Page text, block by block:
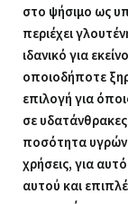
στο ψήσιμο ως
περιέχει
ιδανικό για
οποιοδήποτε
επιλογή για
σε
ποσότητα υγρών
χρήσεις, για
αυτού και